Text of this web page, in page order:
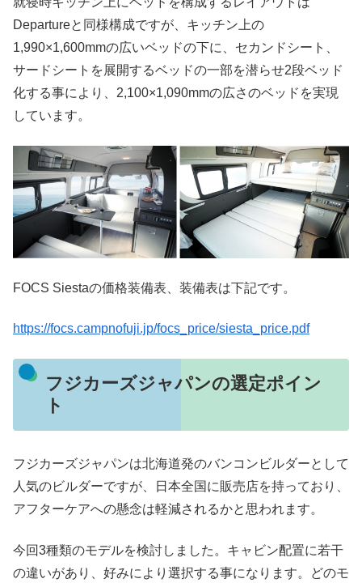
Departureと同様構成ですが、キッチン上の
1,990×1,600mmの広いベッドの下に、セカンドシート、
サードシートを展開するベッドの一部を潜らせ2段ベッド
化する事により、2,100×1,090mmの広さのベッドを実現
しています。
FOCS Siestaの価格装備表、装備表は下記です。
https://focs.campnofuji.jp/focs_price/siesta_price.pdf
フジカーズジャパンの選定ポイン
ト
フジカーズジャパンは北海道発のバンコンビルダーとして
人気のビルダーですが、日本全国に販売店を持っており、
アフターケアへの懸念は軽減されるかと思われます。
今回3種類のモデルを検討しました。キャビン配置に若干
の違いがあり、好みにより選択する事になります。どのモ